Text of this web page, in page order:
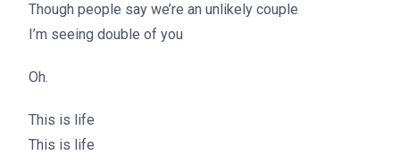
Though people say we’re an unlikely couple
I’m seeing double of you
Oh.
This is life
This is life